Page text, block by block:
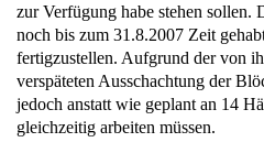
zur Verfügung habe stehen sollen.
noch bis zum 31.8.2007 Zeit
fertigzustellen. Aufgrund der von
verspäteten Ausschachtung der
jedoch anstatt wie geplant an 14
gleichzeitig arbeiten müssen.